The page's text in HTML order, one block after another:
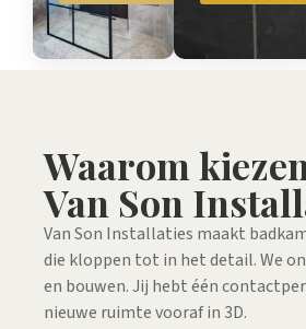
Waarom
Van Son
Van Son Installaties maakt
die kloppen tot in het detail. We
en bouwen. Jij hebt één
nieuwe ruimte vooraf in 3D.